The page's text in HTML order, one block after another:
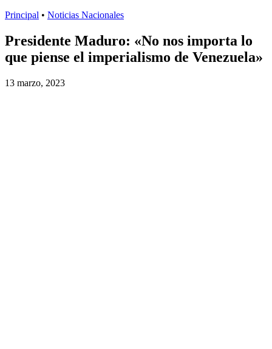
Principal • Noticias Nacionales
Presidente Maduro: «No nos importa lo
que piense el imperialismo de Venezuela»
13 marzo, 2023